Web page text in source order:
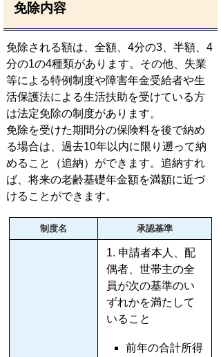
免除内容
免除される額は、全額、4分の3、半額、4
分の1の4種類があります。その他、失業
等による特例制度や障害年金受給者や生
活保護法による生活扶助を受けている方
は法定免除の制度があります。
免除を受けた期間分の保険料を後で納め
る場合は、過去10年以内に限り遡って納
めること（追納）ができます。追納すれ
ば、将来の老齢基礎年金額を満額に近づ
けることができます。
制度名 承認基準
1. 申請者本人、配
偶者、世帯主の全
員が次の基準のい
ずれかを満たして
いること
前年の合計所得